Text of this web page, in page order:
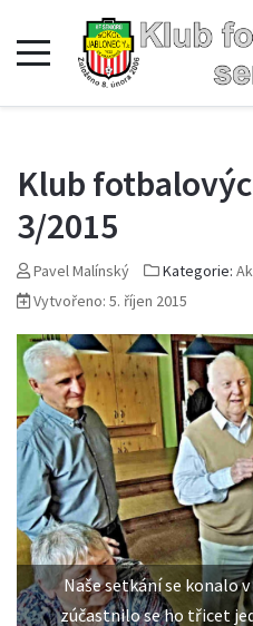
Klub
3/2015
Pavel Malínský Kategorie:
Vytvořeno: 5. říjen 2015
Naše setkání se konalo
zúčastnilo se ho třicet